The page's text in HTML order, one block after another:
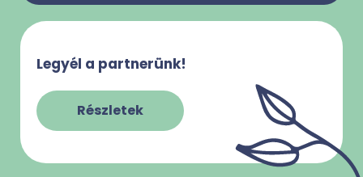
Adatkezelési Tájékoztató
Impresszum
Szabályzatok
Gy.I.K.
Legyél a partnerünk!
Részletek